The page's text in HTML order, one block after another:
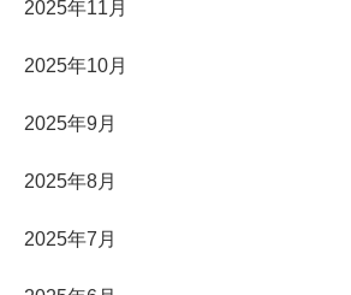
2025年11月
2025年10月
2025年9月
2025年8月
2025年7月